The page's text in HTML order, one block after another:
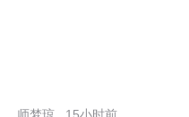
师梦琼 15小时前